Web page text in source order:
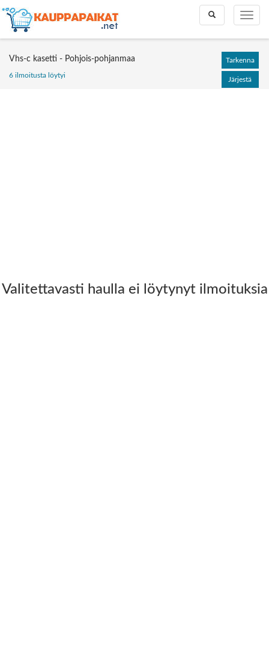
Toggle
Toggle
search
Vhs-c kasetti - Pohjois-pohjanmaa
6 ilmoitusta löytyi
Tarkenna
Järjestä
Valitettavasti haulla ei löytynyt ilmoituksia